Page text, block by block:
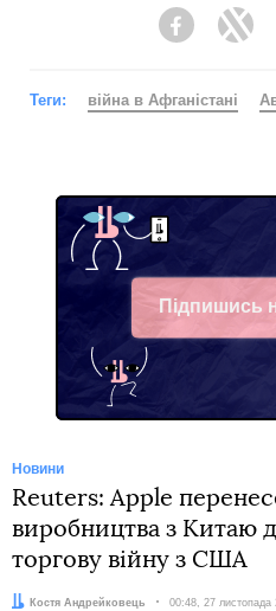
Facebook
Теги: війна в Афганістані
Підпишись
Facebook
Новини
Reuters: Apple
виробництва з Китаю
торгову війну з США
Автор:Костя Андрейковець Дата:
00:48, 27 листопада